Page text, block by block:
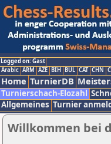
Logged on: Gast
Arabic ARM AZE BIH BUL CAT CHN
Home TurnierDB
Turnierschach-Elozahl
Allgemeines Turnier
Willkommen bei